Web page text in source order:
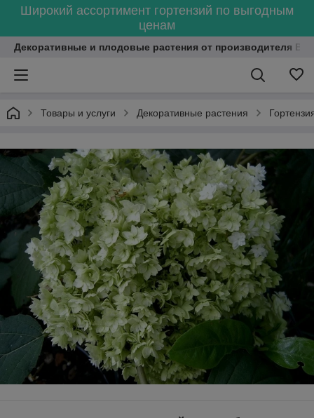
Широкий ассортимент гортензий по выгодным
ценам
Декоративные и плодовые растения от производителя
Товары и услуги Декоративные растения